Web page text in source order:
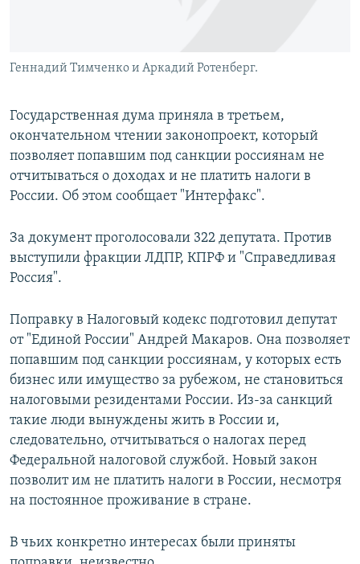
Геннадий Тимченко и Аркадий Ротенберг.
Государственная дума приняла в третьем,
окончательном чтении законопроект, который
позволяет попавшим под санкции россиянам не
отчитываться о доходах и не платить налоги в
России. Об этом сообщает "Интерфакс".
За документ проголосовали 322 депутата. Против
выступили фракции ЛДПР, КПРФ и "Справедливая
Россия".
Поправку в Налоговый кодекс подготовил депутат
от "Единой России" Андрей Макаров. Она позволяет
попавшим под санкции россиянам, у которых есть
бизнес или имущество за рубежом, не становиться
налоговыми резидентами России. Из-за санкций
такие люди вынуждены жить в России и,
следовательно, отчитываться о налогах перед
Федеральной налоговой службой. Новый закон
позволит им не платить налоги в России, несмотря
на постоянное проживание в стране.
В чьих конкретно интересах были приняты